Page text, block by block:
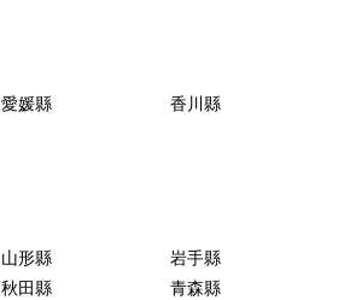
愛媛縣
香川縣
山形縣
岩手縣
秋田縣 青森縣